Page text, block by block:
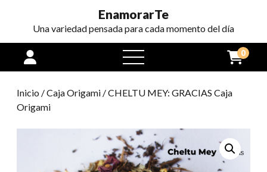
EnamorarTe
Una variedad pensada para cada momento del día
open
menu
0
Inicio /Caja Origami / CHELTU MEY: GRACIAS Caja
Origami